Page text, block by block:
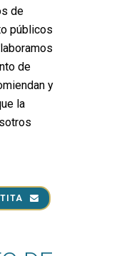
de
públicos
de
y
la